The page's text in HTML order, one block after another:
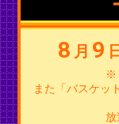
8 月 9
※
また「バスケッ
放